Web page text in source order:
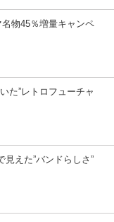
物45％増量キャンペ
た”レトロフューチャ
えた”バンドらしさ”